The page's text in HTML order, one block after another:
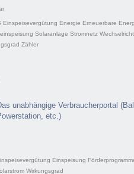
Einspeisevergütung Energie Erneuerbare
Solaranlage Stromnetz
Zähler
unabhängige Verbraucherportal
etc.)
Einspeisung
Wirkungsgrad